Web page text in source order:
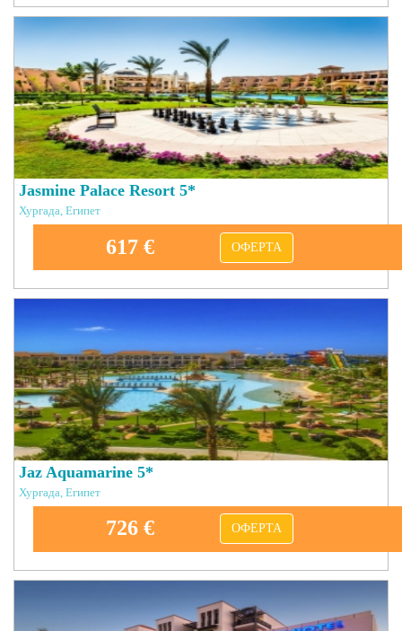
Jasmine Palace Resort 5*
Хургада, Египет
617 € ОФЕРТА
Jaz Aquamarine 5*
Хургада, Египет
726 € ОФЕРТА